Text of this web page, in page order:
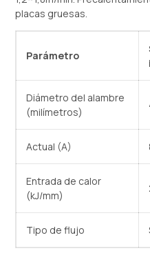
placas gruesas.
Parámetro
Diámetro del alambre
(milímetros)
Actual (A)
Entrada de calor
(kJ/mm)
Tipo de flujo